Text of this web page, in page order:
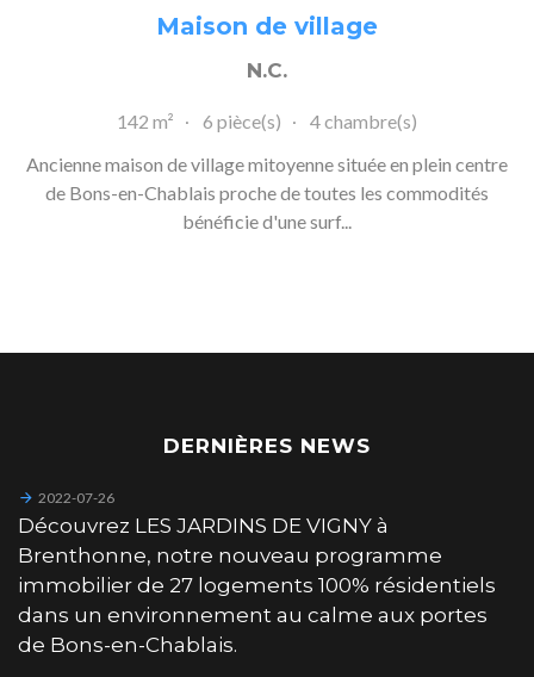
Maison de village
N.C.
142 m² 6 pièce(s)
4 chambre(s)
Ancienne maison de village mitoyenne située en plein centre
de Bons-en-Chablais proche de toutes les commodités
bénéficie d'une surf...
DERNIÈRES NEWS
2022-07-26
Découvrez LES JARDINS DE VIGNY à
Brenthonne, notre nouveau programme
immobilier de 27 logements 100% résidentiels
dans un environnement au calme aux portes
de Bons-en-Chablais.